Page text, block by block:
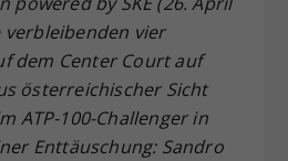
verbleibenden vier
dem Center Court auf
österreichischer Sicht
ATP-100-Challenger in
Enttäuschung: Sandro
speichert Ihre Consent-
Unter anderem eine
Speicherung Ihrer
Einstellungen, falls der
Betreiber dies eingestellt